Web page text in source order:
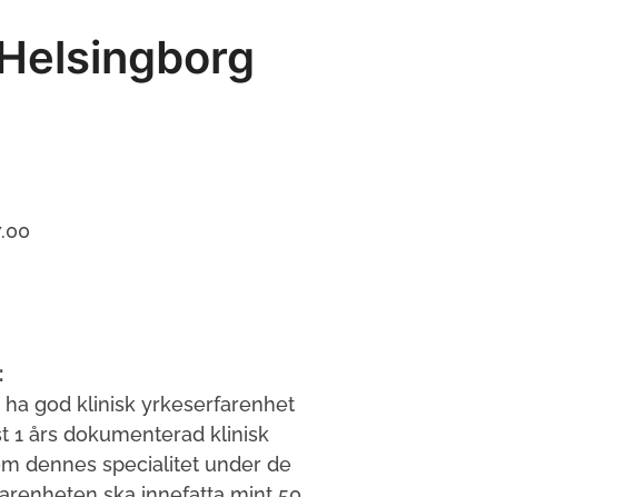
god klinisk yrkeserfarenhet
1 års dokumenterad klinisk
dennes specialitet under de